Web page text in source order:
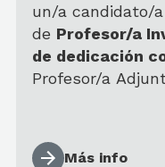
un/a candidato/
de Profesor/a
de dedicación
Profesor/a
Más info